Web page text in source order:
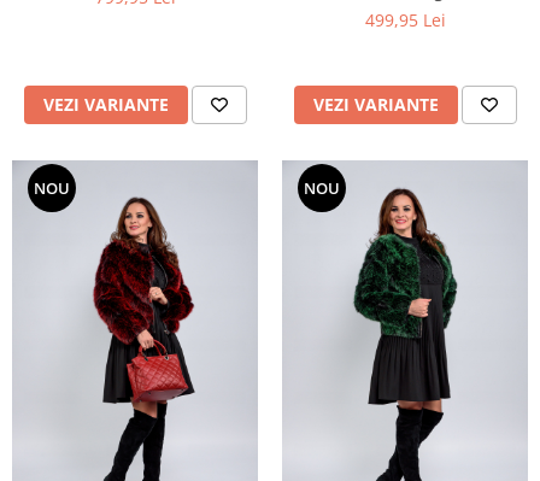
VEZI VARIANTE
499,95 Lei
VEZI VARIANTE
NOU NOU